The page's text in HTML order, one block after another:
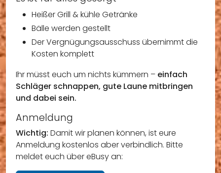
Heißer Grill & kühle Getränke
Bälle werden gestellt
Der Vergnügungsausschuss übernimmt die
Kosten komplett
Ihr müsst euch um nichts kümmern – einfach
Schläger schnappen, gute Laune mitbringen
und dabei sein.
Anmeldung
Wichtig: Damit wir planen können, ist eure
Anmeldung kostenlos aber verbindlich. Bitte
meldet euch über eBusy an: